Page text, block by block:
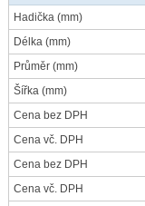
Hadička (mm)
Délka (mm)
Průměr (mm)
Šířka (mm)
Cena bez DPH
Cena vč. DPH
Cena bez DPH
Cena vč. DPH